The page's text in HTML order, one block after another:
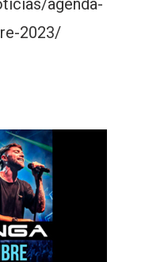
2023/